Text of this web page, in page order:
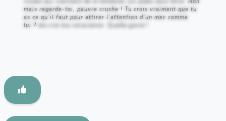
mais regarde-toi, pauvre cruche ! Tu crois vraiment que tu
as ce qu’il faut pour attirer l’attention d’un mec comme
lui ? me crie ma conscience. Quelle garce !